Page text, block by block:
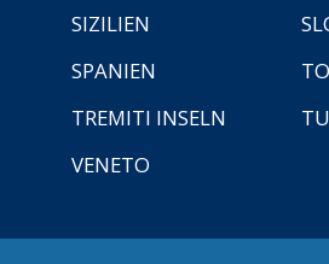
SIZILIEN
SPANIEN
TREMITI INSELN
VENETO